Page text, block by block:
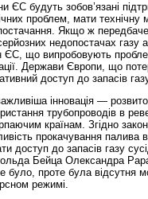
ЄС будуть зобов’язані
проблем, мати технічну
Якщо ж
недопостачах газу
ЄС, що випробовують
Держави Європи, що
доступ до запасів
інновація —
трубопроводів в
країнам. Згідно
прокачування палива
доступ до запасів газу
Бейца Олександра
було, проте була відсутня
режимі.